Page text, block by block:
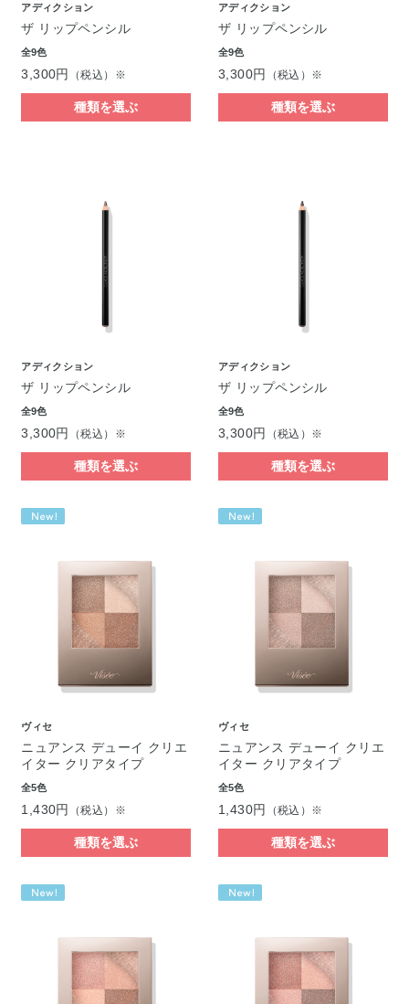
アディクション
ザ リップペンシル
全9色
3,300円 （税込）※
種類を選ぶ
アディクション
ザ リップペンシル
全9色
3,300円 （税込）※
種類を選ぶ
アディクション
ザ リップペンシル
全9色
3,300円 （税込）※
種類を選ぶ
アディクション
ザ リップペンシル
全9色
3,300円 （税込）※
種類を選ぶ
ヴィセ
ニュアンス デューイ クリエ
イター クリアタイプ
全5色
1,430円 （税込）※
種類を選ぶ
ヴィセ
ニュアンス デューイ クリエ
イター クリアタイプ
全5色
1,430円 （税込）※
種類を選ぶ